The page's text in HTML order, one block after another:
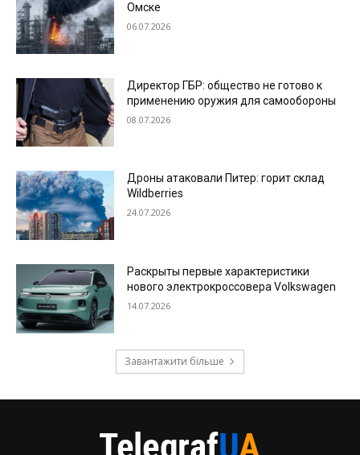
Омске
06.07.2026
Директор ГБР: общество не готово к
применению оружия для самообороны
08.07.2026
Дроны атаковали Питер: горит склад
Wildberries
24.07.2026
Раскрыты первые характеристики
нового электрокроссовера Volkswagen
14.07.2026
Завантажити більше